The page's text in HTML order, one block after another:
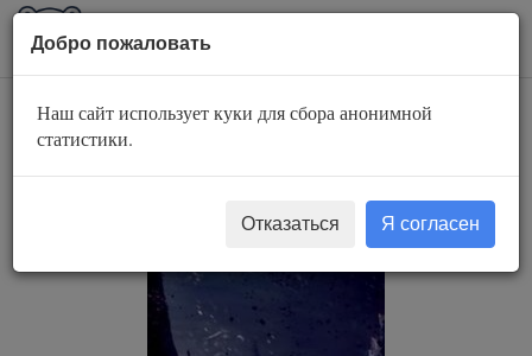
AuBook.org
Инфер 8
Добро пожаловать
Наш сайт использует куки для сбора анонимной
статистики.
Отказаться Я согласен